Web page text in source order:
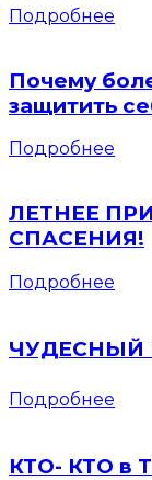
Подробнее
Почему
защитить
Подробнее
ЛЕТНЕЕ
СПАСЕНИЯ!
Подробнее
ЧУДЕСНЫЙ
Подробнее
КТО- КТО в